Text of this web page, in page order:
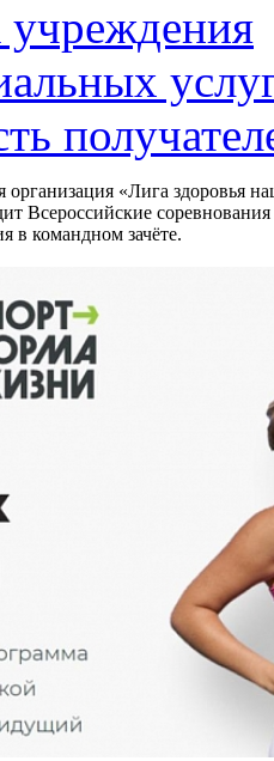
учреждения
«Лига здоровья
Всероссийские
в командном зачёте.